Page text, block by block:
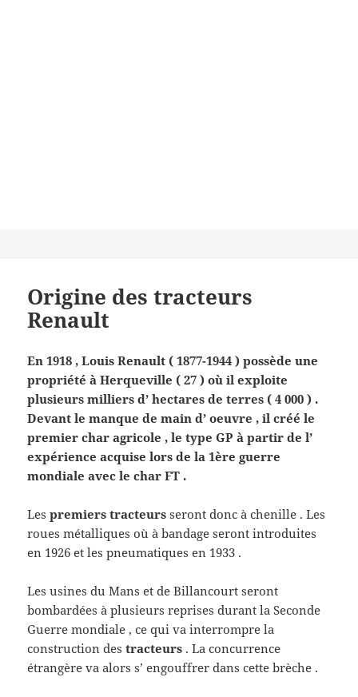
Origine des tracteurs
Renault
En 1918 , Louis Renault ( 1877-1944 ) possède une
propriété à Herqueville ( 27 ) où il exploite
plusieurs milliers d’ hectares de terres ( 4 000 ) .
Devant le manque de main d’ oeuvre , il créé le
premier char agricole , le type GP à partir de l’
expérience acquise lors de la 1ère guerre
mondiale avec le char FT .
Lespremiers tracteurs seront donc à chenille . Les
roues métalliques où à bandage seront introduites
en 1926 et les pneumatiques en 1933 .
Les usines du Mans et de Billancourt seront
bombardées à plusieurs reprises durant la Seconde
Guerre mondiale , ce qui va interrompre la
construction des tracteurs . La concurrence
étrangère va alors s’ engouffrer dans cette brèche .